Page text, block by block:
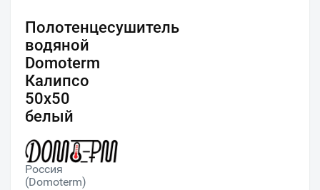
Полотенцесушитель
водяной
Domoterm
Калипсо
50х50
белый
Россия
(Domoterm)